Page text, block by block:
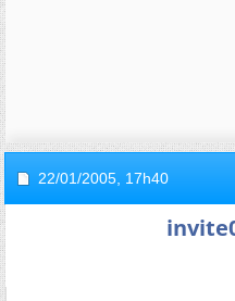
22/01/2005, 17h40